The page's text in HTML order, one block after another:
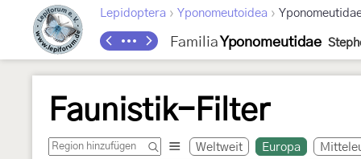
Lepidoptera › Yponomeutoidea ›
Familia Yponomeutidae
Faunistik-Filter
Weltweit Europa